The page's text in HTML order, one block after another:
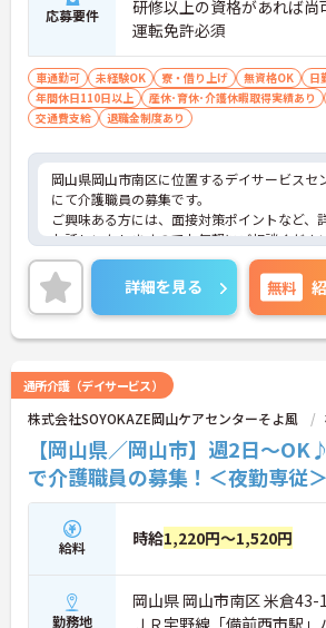
・社内規定の範囲内で髪色や髪型をはじめネ
まつげエクステが自由であり自分らしさを大
けます
【有資格者のキャリアパス！手厚いチュータ
と多彩な研修で専門性を高めます 】
・入社後1年間は専門のチューター（指導担当
境でも安心です
・資格手当の支給や公的資格取得・自己啓発
度を通じて有資格者のさらなるステップアッ
押しします
・階層別研修や所属先以外の事業所で行う交
など豊富な教育プログラムで専門職としての
サポートしています
応募要件
研修以上の資格があれば
運転免許必須
車通勤可 未経験OK 寮・借り上げ 無資格OK
日
年間休日110日以上
産休･育休･介護休暇取得実績あり
交通費支給
退職金制度あり
岡山県岡山市南区に位置するデイサービスセ
にて介護職員の募集です。
ご興味ある方には、面接対策ポイントなど、
お話しいたしますのでお気軽にご相談くださ
詳細を見る 無料
通所介護（デイサービス）
株式会社SOYOKAZE岡山ケアセンターそよ風
【岡山県／岡山市】週2日～
で介護職員の募集！＜夜勤専従＞
給料 時給1,220円～1,520円
勤務地
岡山県 岡山市南区 米倉43-